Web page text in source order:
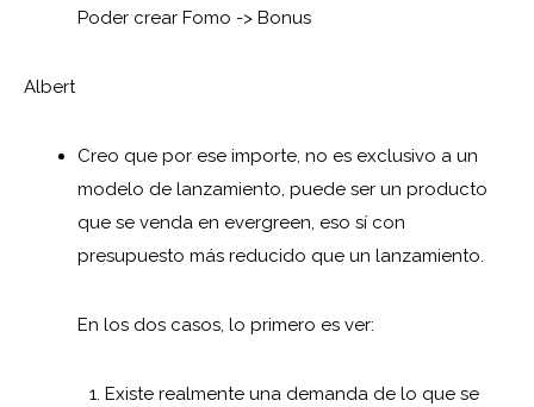
Poder crear Fomo -> Bonus
Albert
Creo que por ese importe, no es exclusivo a un
modelo de lanzamiento, puede ser un producto
que se venda en evergreen, eso sí con
presupuesto más reducido que un lanzamiento.
En los dos casos, lo primero es ver:
Existe realmente una demanda de lo que se